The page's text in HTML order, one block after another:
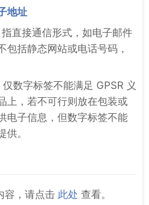
地址
直接通信形式，如电子邮件
包括静态网站或电话号码，
数字标签不能满足 GPSR 义
上，若不可行则放在包装或
电子信息，但数字标签不能
。
容，请点击 此处 查看。